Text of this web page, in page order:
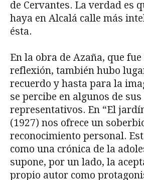
de Cervantes. La verdad es
haya en Alcalá calle más
ésta.
En la obra de Azaña, que
reflexión, también hubo
recuerdo y hasta para la
se percibe en algunos de
representativos. En “El
(1927) nos ofrece un
reconocimiento personal.
como una crónica de la
supone, por un lado, la
propio autor como